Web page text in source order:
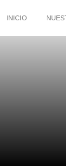
INICIO